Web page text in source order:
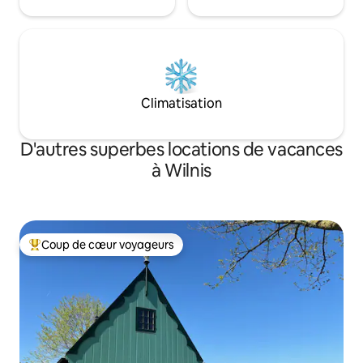
Climatisation
D'autres superbes locations de vacances
à Wilnis
Coup de cœur voyageurs parmi les plus aimés
Coup de cœur voyageurs